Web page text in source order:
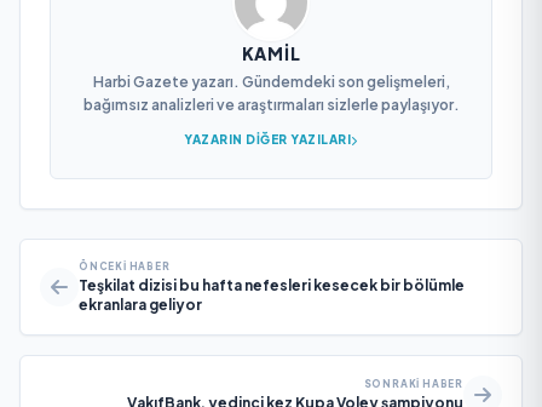
KAMIL
Harbi Gazete yazarı. Gündemdeki son gelişmeleri,
bağımsız analizleri ve araştırmaları sizlerle paylaşıyor.
YAZARIN DIĞER YAZILARI
ÖNCEKI HABER
Teşkilat dizisi bu hafta nefesleri kesecek bir bölümle
ekranlara geliyor
SONRAKI HABER
VakıfBank, yedinci kez Kupa Voley şampiyonu